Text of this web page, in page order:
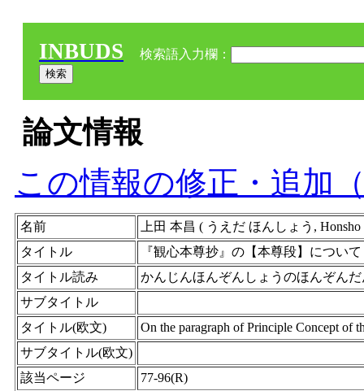
INBUDS 検索語入力欄：
論文情報
この情報の修正・追加
名前
上田 本昌 ( うえだ ほんしょう,
タイトル
『観心本尊抄』の【本尊段】について
タイトル読み
かんじんほんぞんしょうのほんぞん
サブタイトル
タイトル(欧文)
On the paragraph of Principle Concept of
サブタイトル(欧文)
該当ページ
77-96(R)